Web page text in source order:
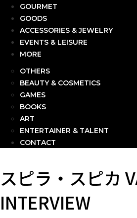
GOURMET
GOODS
ACCESSORIES & JEWELRY
EVENTS & LEISURE
MORE
OTHERS
BEAUTY & COSMETICS
GAMES
BOOKS
ART
ENTERTAINER & TALENT
CONTACT
スピラ・スピカ
INTERVIEW